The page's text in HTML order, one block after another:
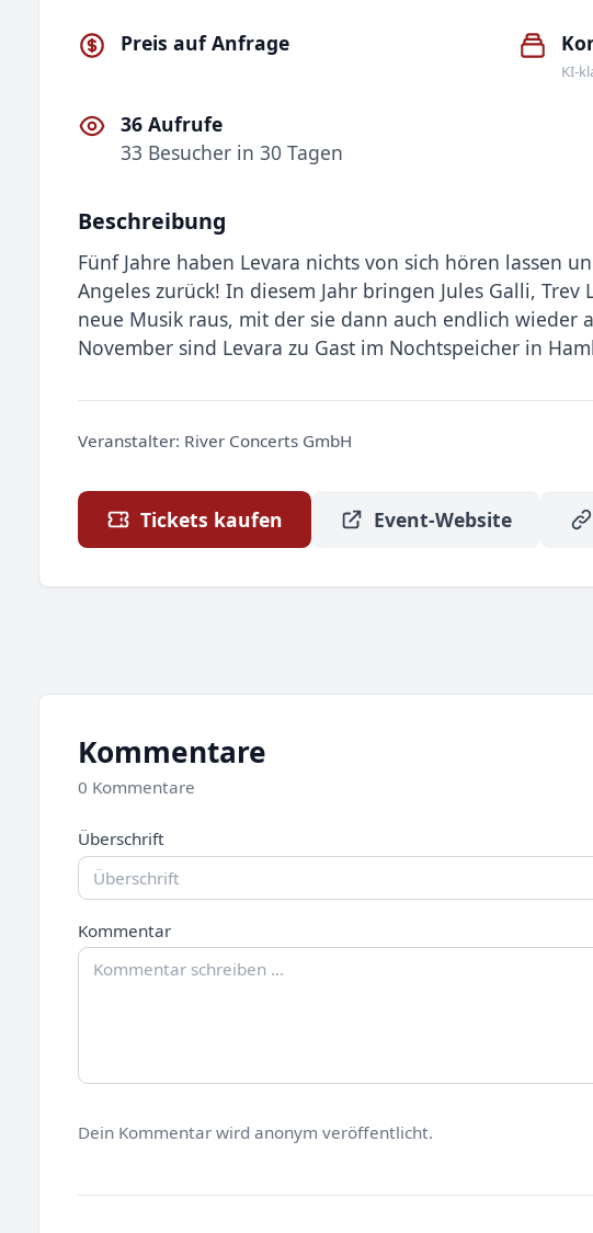
Preis auf Anfrage
KI-
36 Aufrufe
33 Besucher in 30 Tagen
Beschreibung
Fünf Jahre haben Levara nichts von sich hören lassen
Angeles zurück! In diesem Jahr bringen Jules Galli,
neue Musik raus, mit der sie dann auch endlich wieder
November sind Levara zu Gast im Nochtspeicher in
Veranstalter: River Concerts GmbH
Tickets kaufen Event-Website
Kommentare
0 Kommentare
Überschrift
Kommentar
Dein Kommentar wird anonym veröffentlicht.